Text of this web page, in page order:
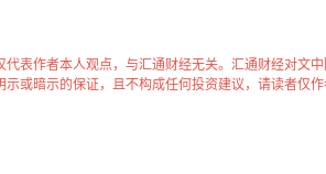
代表作者本人观点，与汇通财经无关。汇通财经对文
示或暗示的保证，且不构成任何投资建议，请读者仅